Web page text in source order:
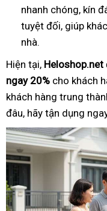
nhanh chóng, kín
tuyệt đối, giúp
nhà.
Hiện tại, Heloshop.net
ngay 20% cho khách
khách hàng trung
đâu, hãy tận dụng